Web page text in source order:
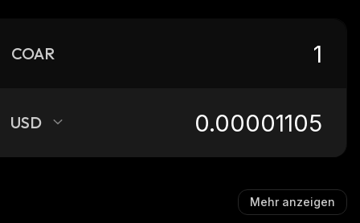
COAR
USD
Mehr anzeigen